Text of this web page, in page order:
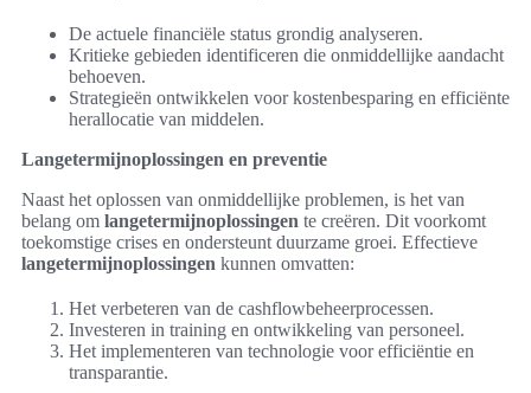
De actuele financiële status grondig analyseren.
Kritieke gebieden identificeren die onmiddellijke aandacht
behoeven.
Strategieën ontwikkelen voor kostenbesparing en efficiënte
herallocatie van middelen.
Langetermijnoplossingen en preventie
Naast het oplossen van onmiddellijke problemen, is het van
belang om langetermijnoplossingen te creëren. Dit voorkomt
toekomstige crises en ondersteunt duurzame groei. Effectieve
langetermijnoplossingen kunnen omvatten:
Het verbeteren van de cashflowbeheerprocessen.
Investeren in training en ontwikkeling van personeel.
Het implementeren van technologie voor efficiëntie en
transparantie.